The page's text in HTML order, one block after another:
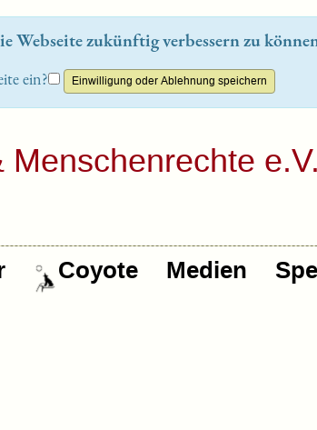
zukünftig verbessern zu
ein?
e.V.
Coyote Medien